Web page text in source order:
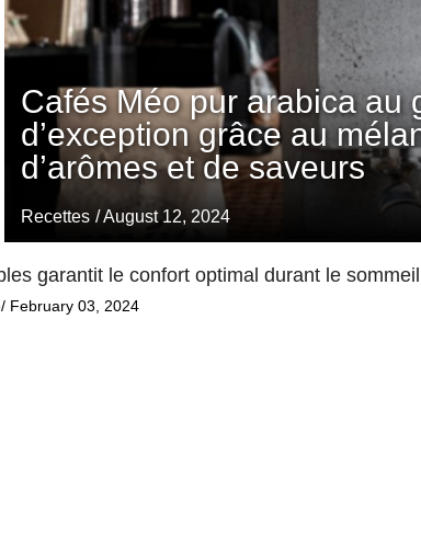
Cafés Méo pur arabica au
d’exception grâce au
d’arômes et de saveurs
Recettes / August 12, 2024
garantit le confort optimal durant le sommeil
/ February 03, 2024